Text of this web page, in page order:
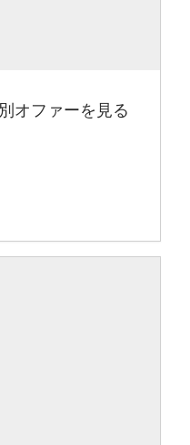
オファーを見る